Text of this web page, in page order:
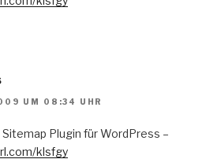
UM 08:34 UHR
Sitemap Plugin für WordPress –
klsfgy